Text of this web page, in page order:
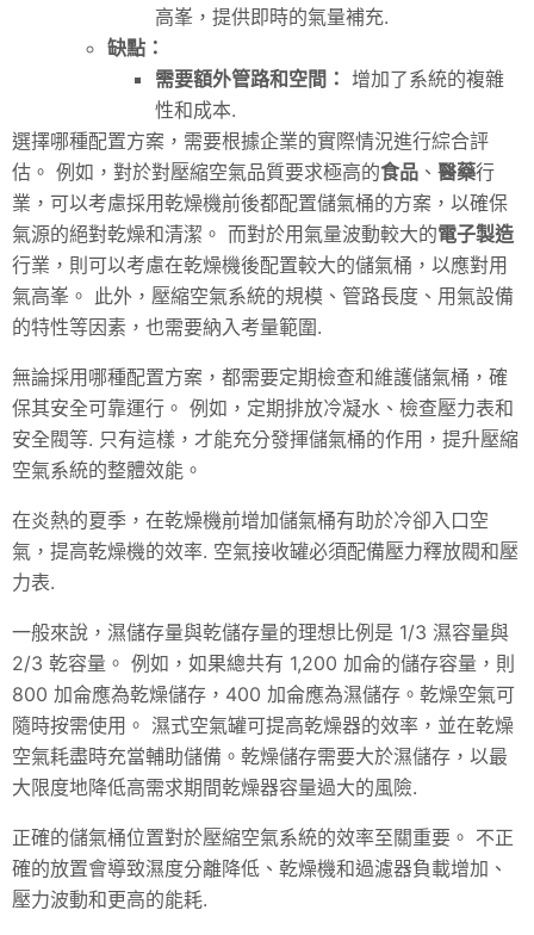
高峯，提供即時的氣量補充.
缺點：
需要額外管路和空間： 增加了系統的複雜
性和成本.
選擇哪種配置方案，需要根據企業的實際情況進行綜合評
估。 例如，對於對壓縮空氣品質要求極高的食品 、 醫藥行
業，可以考慮採用乾燥機前後都配置儲氣桶的方案，以確保
氣源的絕對乾燥和清潔。 而對於用氣量波動較大的電子製造
行業，則可以考慮在乾燥機後配置較大的儲氣桶，以應對用
氣高峯。 此外，壓縮空氣系統的規模、管路長度、用氣設備
的特性等因素，也需要納入考量範圍.
無論採用哪種配置方案，都需要定期檢查和維護儲氣桶，確
保其安全可靠運行。 例如，定期排放冷凝水、檢查壓力表和
安全閥等. 只有這樣，才能充分發揮儲氣桶的作用，提升壓縮
空氣系統的整體效能。
在炎熱的夏季，在乾燥機前增加儲氣桶有助於冷卻入口空
氣，提高乾燥機的效率. 空氣接收罐必須配備壓力釋放閥和壓
力表.
一般來說，濕儲存量與乾儲存量的理想比例是 1/3 濕容量與
2/3 乾容量。 例如，如果總共有 1,200 加侖的儲存容量，則
800 加侖應為乾燥儲存，400 加侖應為濕儲存。乾燥空氣可
隨時按需使用。 濕式空氣罐可提高乾燥器的效率，並在乾燥
空氣耗盡時充當輔助儲備。乾燥儲存需要大於濕儲存，以最
大限度地降低高需求期間乾燥器容量過大的風險.
正確的儲氣桶位置對於壓縮空氣系統的效率至關重要。 不正
確的放置會導致濕度分離降低、乾燥機和過濾器負載增加、
壓力波動和更高的能耗.